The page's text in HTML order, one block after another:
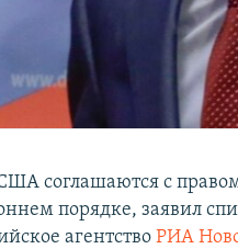
соглашаются с
порядке, заявил
агентствоРИА